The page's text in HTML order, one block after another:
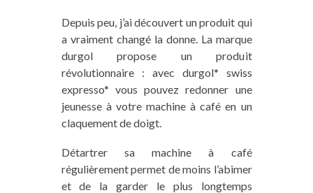
Depuis peu, j’ai découvert un produit qui
a vraiment changé la donne. La marque
durgol propose un produit
révolutionnaire : avec durgol* swiss
expresso* vous pouvez redonner une
jeunesse à votre machine à café en un
claquement de doigt.
Détartrer sa machine à café
régulièrement permet de moins l’abimer
et de la garder le plus longtemps